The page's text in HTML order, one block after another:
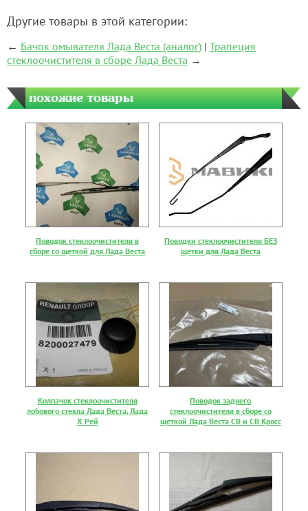
Другие товары в этой категории:
← Бачок омывателя Лада Веста (аналог) | Трапеция
стеклоочистителя в сборе Лада Веста →
похожие товары
Поводок стеклоочистителя в
сборе со щеткой для Лада Веста
Поводки стеклоочистителя БЕЗ
щетки для Лада Веста
Колпачок стеклоочистителя
лобового стекла Лада Веста, Лада
Х Рей
Поводок заднего
стеклоочистителя в сборе со
щеткой Лада Веста СВ и СВ Кросс